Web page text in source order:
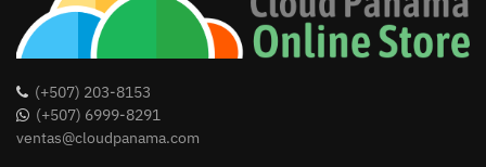
(+507) 203-8153
(+507) 6999-8291
ventas@cloudpanama.com